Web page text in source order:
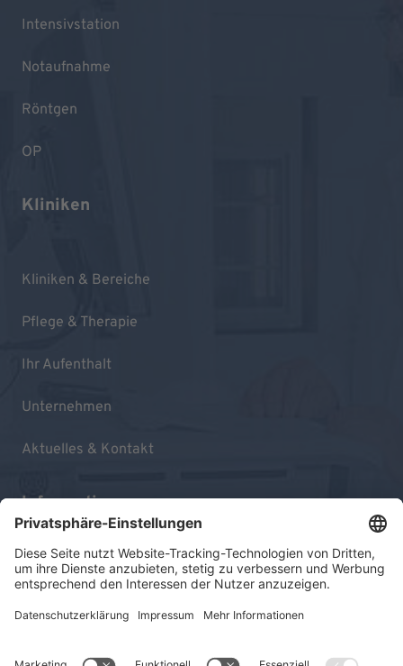
Intensivstation
Notaufnahme
Röntgen
OP
Kliniken
Kliniken & Bereiche
Pflege & Therapie
Ihr Aufenthalt
Unternehmen
Aktuelles & Kontakt
Informationen
Impressum
Datenschutz